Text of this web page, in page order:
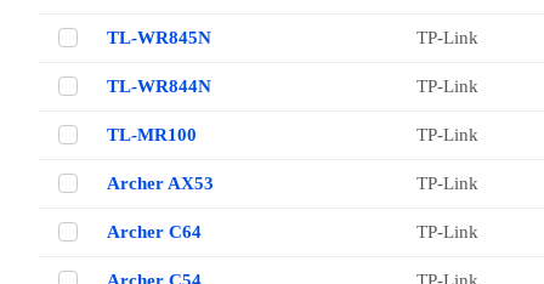
TL-WR845N TP-Link
TL-WR844N TP-Link
TL-MR100 TP-Link
Archer AX53 TP-Link
Archer C64 TP-Link